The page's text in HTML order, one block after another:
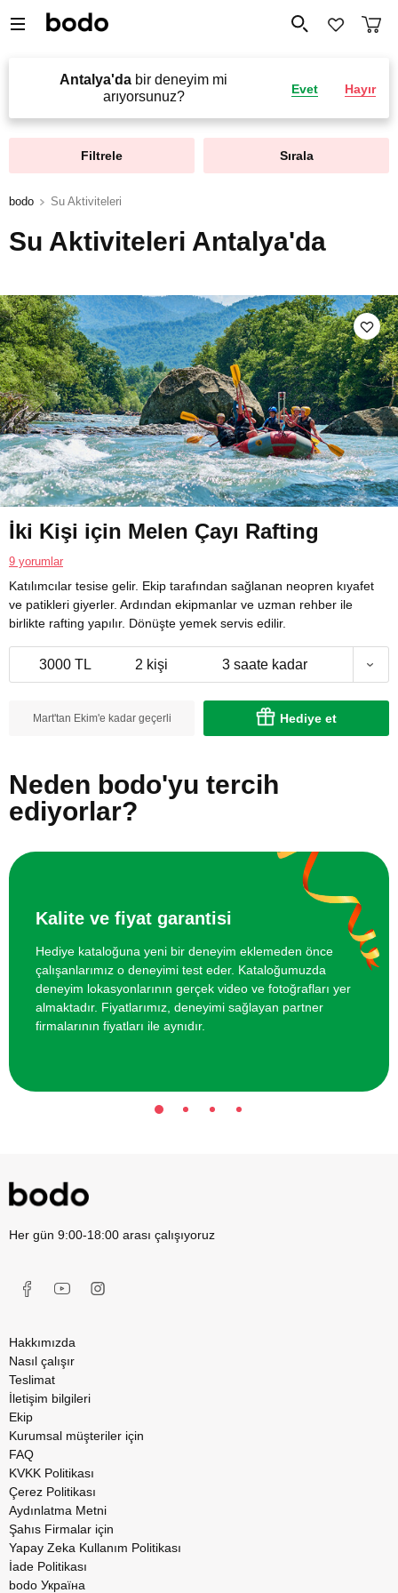
Antalya'da bir deneyim mi
arıyorsunuz?
Evet Hayır
Filtrele Sırala
bodo Su Aktiviteleri
Su Aktiviteleri Antalya'da
İki Kişi için Melen Çayı Rafting
9 yorumlar
Katılımcılar tesise gelir. Ekip tarafından sağlanan neopren kıyafet
ve patikleri giyerler. Ardından ekipmanlar ve uzman rehber ile
birlikte rafting yapılır. Dönüşte yemek servis edilir.
3000 TL 2 kişi 3 saate kadar
Mart'tan Ekim'e kadar geçerli Hediye et
Neden bodo'yu tercih
ediyorlar?
Kalite ve fiyat garantisi
Hediye kataloğuna yeni bir deneyim eklemeden önce
çalışanlarımız o deneyimi test eder. Kataloğumuzda
deneyim lokasyonlarının gerçek video ve fotoğrafları yer
almaktadır. Fiyatlarımız, deneyimi sağlayan partner
firmalarının fiyatları ile aynıdır.
Her gün 9:00-18:00 arası çalışıyoruz
Hakkımızda
Nasıl çalışır
Teslimat
İletişim bilgileri
Ekip
Kurumsal müşteriler için
FAQ
KVKK Politikası
Çerez Politikası
Aydınlatma Metni
Şahıs Firmalar için
Yapay Zeka Kullanım Politikası
İade Politikası
bodo Україна